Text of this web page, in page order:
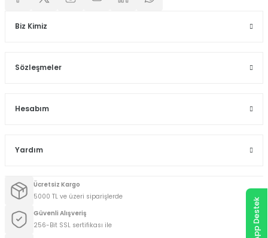
Biz Kimiz
Sözleşmeler
Hesabım
Yardım
Ücretsiz Kargo
5000 TL ve üzeri siparişlerde
Güvenli Alışveriş
256-Bit SSL sertifikası ile